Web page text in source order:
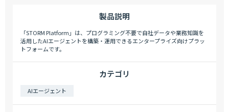
製品説明
「STORM Platform」は、プログラミング不要で自社データや業務知識を
活用したAIエージェントを構築・運用できるエンタープライズ向けプラッ
トフォームです。
カテゴリ
AIエージェント